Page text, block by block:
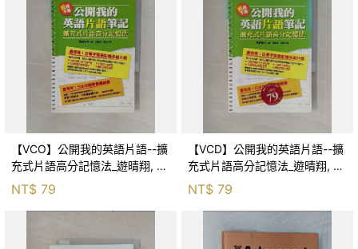
【VCO】公開我的英語片語--擴
充式片語高分記憶法_遊晴翔, 尾
崎哲夫
NT$ 79
【VCD】公開我的英語片語--擴
充式片語高分記憶法_遊晴翔, 尾
崎哲夫
NT$ 79